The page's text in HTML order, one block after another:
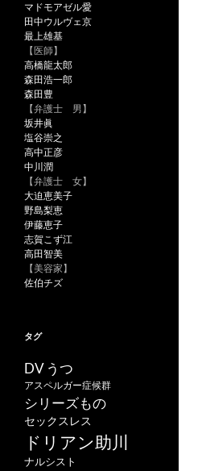
マドモアゼル愛
田中ウルヴェ京
最上雄基
【医師】
高橋龍太郎
森田浩一郎
森田豊
【弁護士 男】
坂井眞
塩谷崇之
高中正彦
中川潤
【弁護士 女】
大迫恵美子
野島梨恵
伊藤恵子
志賀こず江
高田智美
【美容家】
佐伯チズ
タグ
DV うつ
アスペルガー症候群
シリーズもの
セックスレス
ドリアン助川
ナルシスト